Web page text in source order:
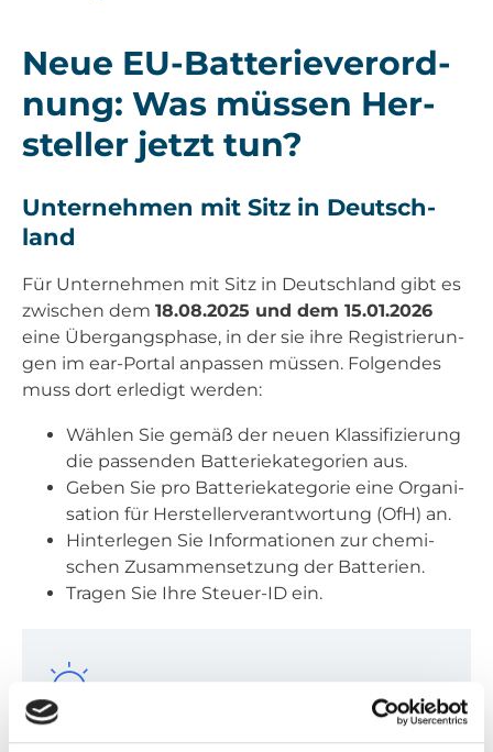
Neue EU-Bat­te­rie­ver­ord­
nung: Was müs­sen Her­
stel­ler jetzt tun?
Unter­neh­men mit Sitz in Deutsch­
land
Für Unter­neh­men mit Sitz in Deutsch­land gibt es
zwi­schen dem 18.08.2025 und dem 15.01.2026
eine Über­gangs­pha­se, in der sie ihre Regis­trie­run­
gen im ear-Por­tal anpas­sen müs­sen. Fol­gen­des
muss dort erle­digt wer­den:
Wäh­len Sie gemäß der neu­en Klas­si­fi­zie­rung
die pas­sen­den Bat­te­rie­ka­te­go­rien aus.
Geben Sie pro Bat­te­rie­ka­te­go­rie eine Orga­ni­
sa­ti­on für Her­stel­ler­ver­ant­wor­tung (OfH) an.
Hin­ter­le­gen Sie Infor­ma­tio­nen zur che­mi­
schen Zusam­men­set­zung der Bat­te­rien.
Tra­gen Sie Ihre Steu­er-ID ein.